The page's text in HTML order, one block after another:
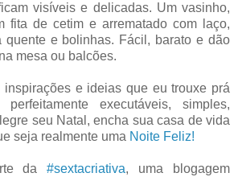
visíveis e delicadas. Um vasinho,
fita de cetim e arrematado com laço,
quente e bolinhas. Fácil, barato e dão
mesa ou balcões.
inspirações e ideias que eu trouxe prá
executáveis, simples,
seu Natal, encha sua casa de vida
seja realmente uma Noite Feliz!
da#sextacriativa, uma blogagem